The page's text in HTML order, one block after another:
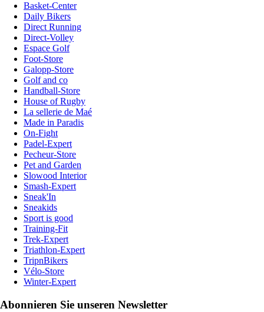
Basket-Center
Daily Bikers
Direct Running
Direct-Volley
Espace Golf
Foot-Store
Galopp-Store
Golf and co
Handball-Store
House of Rugby
La sellerie de Maé
Made in Paradis
On-Fight
Padel-Expert
Pecheur-Store
Pet and Garden
Slowood Interior
Smash-Expert
Sneak'In
Sneakids
Sport is good
Training-Fit
Trek-Expert
Triathlon-Expert
TripnBikers
Vélo-Store
Winter-Expert
Abonnieren Sie unseren Newsletter